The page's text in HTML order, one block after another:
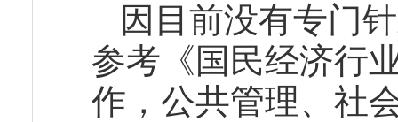
因目前没有专门
参考《国民经济行
作，公共管理、社